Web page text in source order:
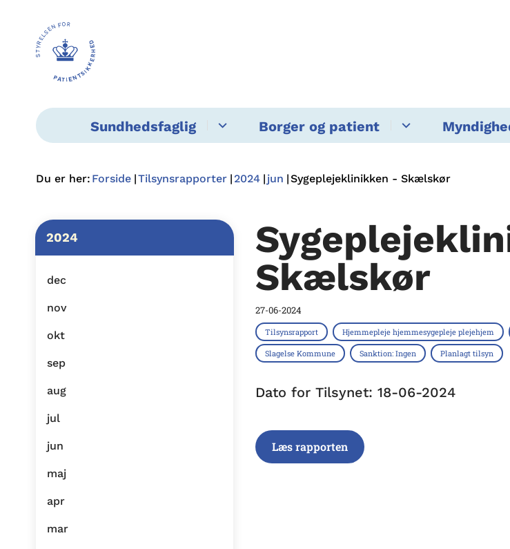
Sundhedsfaglig Borger og patient
Du er her: Forside Tilsynsrapporter 2024 jun Sygeplejeklinikken - Skælskør
2024
dec
nov
okt
sep
aug
jul
jun
maj
apr
mar
Skælskør
27-06-2024
Tilsynsrapport Hjemmepleje hjemmesygepleje plejehjem
Slagelse Kommune Sanktion: Ingen Planlagt tilsyn
Dato for Tilsynet: 18-06-2024
Læs rapporten